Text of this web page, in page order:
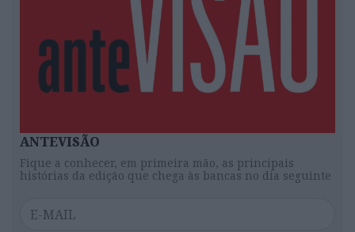
ANTEVISÃO
Fique a conhecer, em primeira mão, as principais
histórias da edição que chega às bancas no dia seguinte